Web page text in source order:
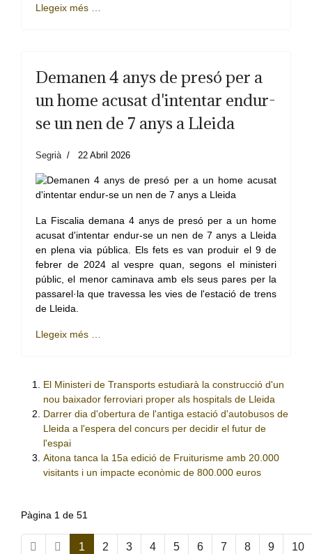
Llegeix més …
Demanen 4 anys de presó per a
un home acusat d'intentar endur-
se un nen de 7 anys a Lleida
Segrià 22 Abril 2026
La Fiscalia demana 4 anys de presó per a un home
acusat d'intentar endur-se un nen de 7 anys a Lleida
en plena via pública. Els fets es van produir el 9 de
febrer de 2024 al vespre quan, segons el ministeri
públic, el menor caminava amb els seus pares per la
passarel·la que travessa les vies de l'estació de trens
de Lleida.
Llegeix més …
El Ministeri de Transports estudiarà la construcció d'un
nou baixador ferroviari proper als hospitals de Lleida
Darrer dia d'obertura de l'antiga estació d'autobusos de
Lleida a l'espera del concurs per decidir el futur de
l'espai
Aitona tanca la 15a edició de Fruiturisme amb 20.000
visitants i un impacte econòmic de 800.000 euros
Pàgina 1 de 51
1 2 3 4 5 6 7 8 9 10